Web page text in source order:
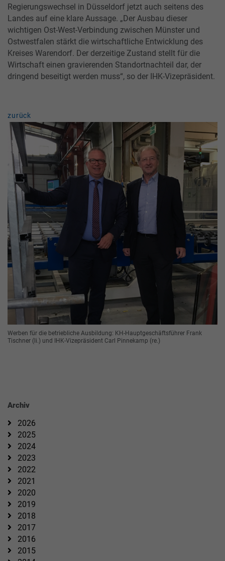
Regierungswechsel in Düsseldorf jetzt auch seitens des
Landes auf eine klare Aussage. „Der Ausbau dieser
wichtigen Ost-West-Verbindung zwischen Münster und
Ostwestfalen stärkt die wirtschaftliche Entwicklung des
Kreises Warendorf. Der derzeitige Zustand stellt für die
Wirtschaft einen gravierenden Standortnachteil dar, der
dringend beseitigt werden muss“, so der IHK-Vizepräsident.
zurück
Werben für die betriebliche Ausbildung: KH-Hauptgeschäftsführer Frank
Tischner (li.) und IHK-Vizepräsident Carl Pinnekamp (re.)
Archiv
2026
2025
2024
2023
2022
2021
2020
2019
2018
2017
2016
2015